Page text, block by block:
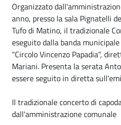
Organizzato
anno, presso la sala Pignatelli
Tufo di Matino, il tradizionale
eseguito dalla banda
"Circolo Vincenzo Papadia",
Mariani. Presenta la serata
essere seguito in diretta
Il tradizionale concerto di
dall'amministrazione comunale